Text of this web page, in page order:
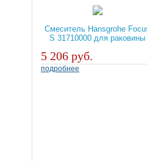
Смеситель Hansgrohe
S 31710000 для раковины
5 206 руб.
подробнее